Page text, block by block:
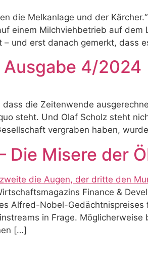
die Melkanlage und der
einem Milchviehbetrieb auf
und erst danach gemerkt, dass
Ausgabe 4/2024
die Zeitenwende
steht. Und Olaf Scholz steht
vergraben haben,
Die Misere der
Finance &
Alfred-Nobel-
in Frage.
[…]